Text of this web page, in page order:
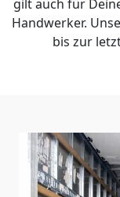
gilt auch für
Handwerker.
bis zur